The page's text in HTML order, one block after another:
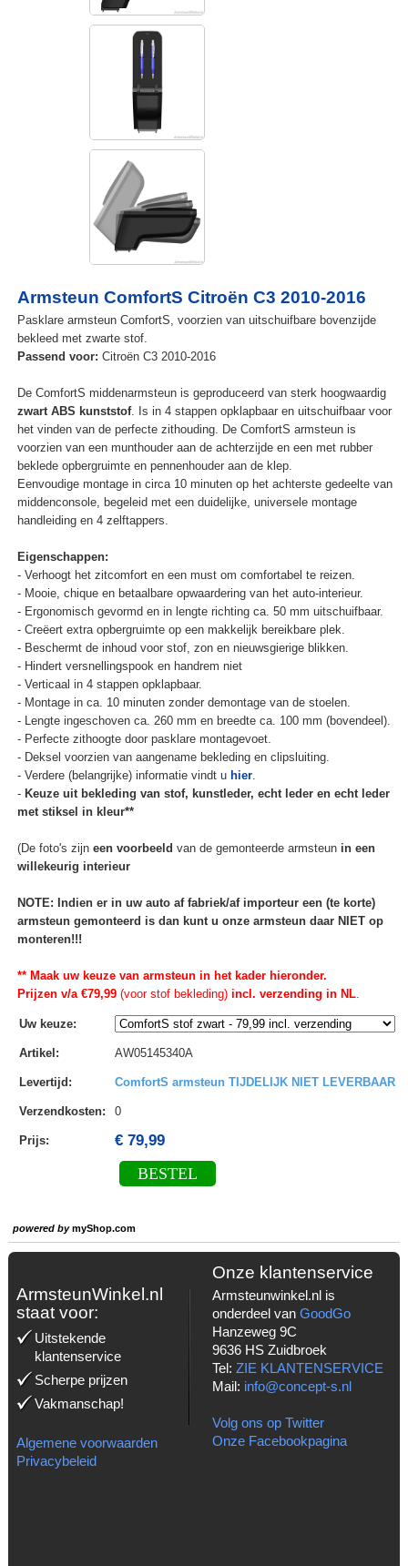
Armsteun ComfortS Citroën C3 2010-2016
Pasklare armsteun ComfortS, voorzien van uitschuifbare bovenzijde
bekleed met zwarte stof.
Passend voor: Citroën C3 2010-2016
De ComfortS middenarmsteun is geproduceerd van sterk hoogwaardig
zwart ABS kunststof. Is in 4 stappen opklapbaar en uitschuifbaar voor
het vinden van de perfecte zithouding. De ComfortS armsteun is
voorzien van een munthouder aan de achterzijde en een met rubber
beklede opbergruimte en pennenhouder aan de klep.
Eenvoudige montage in circa 10 minuten op het achterste gedeelte van
middenconsole, begeleid met een duidelijke, universele montage
handleiding en 4 zelftappers.
Eigenschappen:
- Verhoogt het zitcomfort en een must om comfortabel te reizen.
- Mooie, chique en betaalbare opwaardering van het auto-interieur.
- Ergonomisch gevormd en in lengte richting ca. 50 mm uitschuifbaar.
- Creëert extra opbergruimte op een makkelijk bereikbare plek.
- Beschermt de inhoud voor stof, zon en nieuwsgierige blikken.
- Hindert versnellingspook en handrem niet
- Verticaal in 4 stappen opklapbaar.
- Montage in ca. 10 minuten zonder demontage van de stoelen.
- Lengte ingeschoven ca. 260 mm en breedte ca. 100 mm (bovendeel).
- Perfecte zithoogte door pasklare montagevoet.
- Deksel voorzien van aangename bekleding en clipsluiting.
- Verdere (belangrijke) informatie vindt u hier.
- Keuze uit bekleding van stof, kunstleder, echt leder en echt leder
met stiksel in kleur**
(De foto's zijn een voorbeeld van de gemonteerde armsteun in een
willekeurig interieur
NOTE: Indien er in uw auto af fabriek/af importeur een (te korte)
armsteun gemonteerd is dan kunt u onze armsteun daar NIET op
monteren!!!
** Maak uw keuze van armsteun in het kader hieronder.
Prijzen v/a €79,99(voor stof bekleding)incl. verzending in NL.
Uw keuze:
Artikel : AW05145340A
Levertijd : ComfortS armsteun TIJDELIJK NIET LEVERBAAR
Verzendkosten: 0
Prijs: € 79,99
BESTEL
powered bymyShop.com
ArmsteunWinkel.nl
staat voor:
Uitstekende
klantenservice
Scherpe prijzen
Vakmanschap!
Algemene voorwaarden
Privacybeleid
Onze klantenservice
Armsteunwinkel.nl is
onderdeel van GoodGo
Hanzeweg 9C
9636 HS Zuidbroek
Tel: ZIE KLANTENSERVICE
Mail: info@concept-s.nl
Volg ons op Twitter
Onze Facebookpagina